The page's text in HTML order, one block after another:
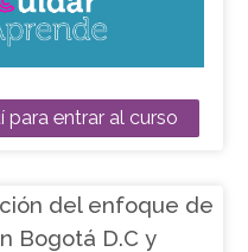
para entrar al curso
del enfoque de
Bogotá D.C y